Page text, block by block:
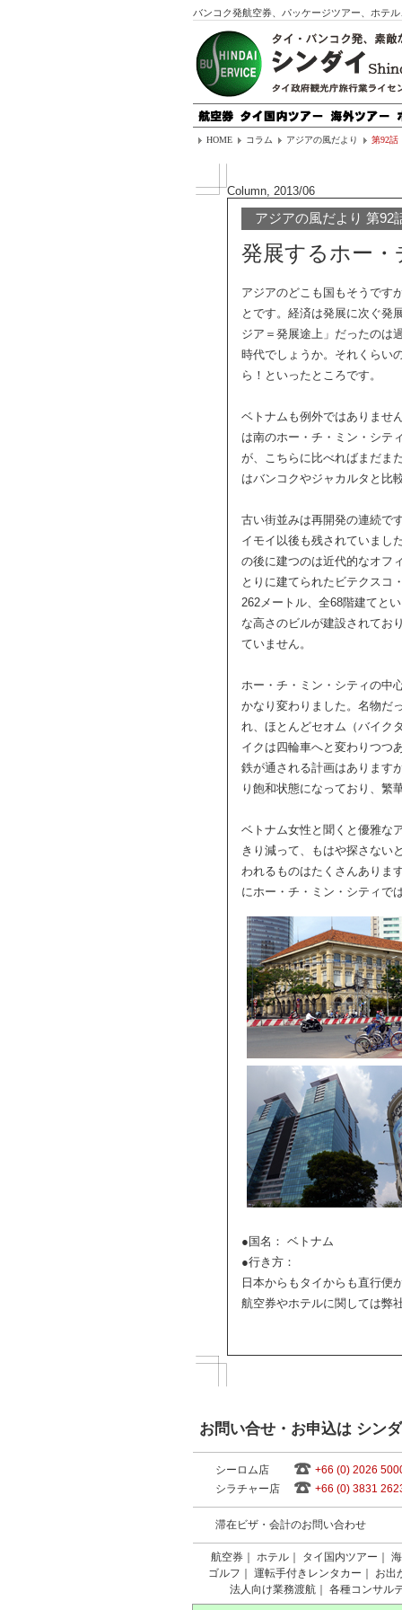
バンコク発航空券、パッケージツアー、ホテ
HOME コラム アジアの風だより 第92話
Column, 2013/06
アジアの風だより 第92
発展するホー
アジアのどこも国もそうです
とです。経済は発展に次ぐ発
ジア＝発展途上」だったのは
時代でしょうか。それくらい
ら！といったところです。
ベトナムも例外ではありませ
は南のホー・チ・ミン・シテ
が、こちらに比べればまだま
はバンコクやジャカルタと比
古い街並みは再開発の連続で
イモイ以後も残されていまし
の後に建つのは近代的なオフ
とりに建てられたビテクスコ
262メートル、全68階建てと
な高さのビルが建設されてお
ていません。
ホー・チ・ミン・シティの中
かなり変わりました。名物だ
れ、ほとんどセオム（バイク
イクは四輪車へと変わりつつ
鉄が通される計画はあります
り飽和状態になっており、繁
ベトナム女性と聞くと優雅な
きり減って、もはや探さない
われるものはたくさんありま
にホー・チ・ミン・シティで
●国名： ベトナム
●行き方：
日本からもタイからも直行便
航空券やホテルに関しては弊
お問い合せ・お申込は シン
シーロム店
+66 (0) 2026
シラチャー店
+66 (0) 3831
滞在ビザ・会計のお問い合わせ
航空券 ホテル タイ国内ツアー
ゴルフ
運転手付きレンタカー
お出
法人向け業務渡航
各種コンサル